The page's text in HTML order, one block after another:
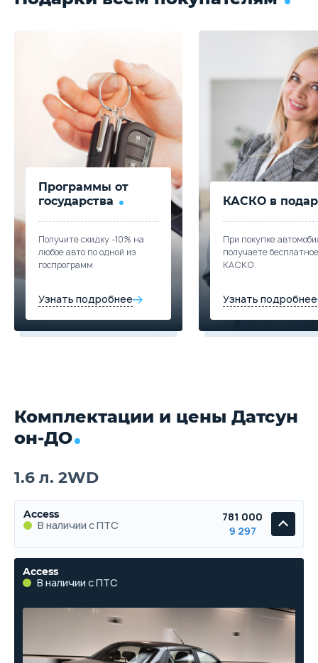
Программы от
государства
Получите скидку -10% на
любое авто по одной из
госпрограмм
Узнать подробнее
КАСКО в
При покупке
получаете бесплатное
КАСКО
Узнать подробнее
Комплектации и цены Датсун
он-ДО
1.6 л. 2WD
Access
В наличии с ПТС
781 000
9 297
Access
В наличии с ПТС